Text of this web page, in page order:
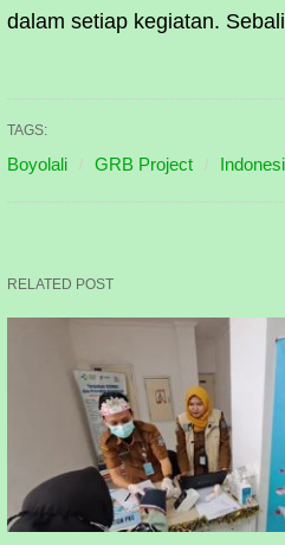
dalam setiap kegiatan.
TAGS:
Boyolali GRB Project
RELATED POST